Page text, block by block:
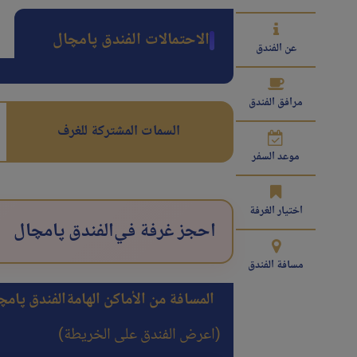
عن الفندق
مرافق الفندق
موعد السفر
اختيار الغرفة
مسافة الفندق
الاحتمالات الفندق پامچال
السمات المشتركة للغرف
احجز غرفة فيالفندق پامچال
المسافة من الأماكن الهامةالفندق
(اعرض الفندق على الخريطة)